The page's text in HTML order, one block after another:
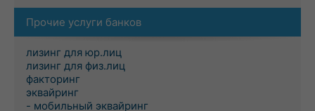
Прочие услуги банков
лизинг для юр.лиц
лизинг для физ.лиц
факторинг
эквайринг
- мобильный эквайринг